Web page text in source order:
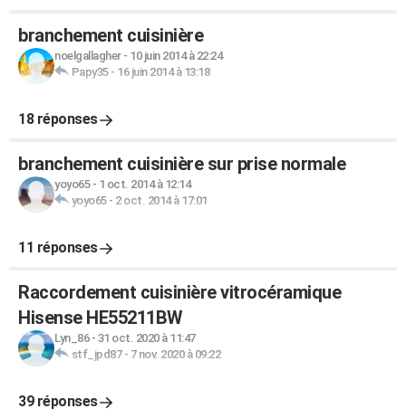
branchement cuisinière
noelgallagher- 10 juin 2014 à 22:24
Papy35- 16 juin 2014 à 13:18
18 réponses
branchement cuisinière sur prise normale
yoyo65- 1 oct. 2014 à 12:14
yoyo65- 2 oct. 2014 à 17:01
11 réponses
Raccordement cuisinière vitrocéramique
Hisense HE55211BW
Lyn_86- 31 oct. 2020 à 11:47
stf_jpd87- 7 nov. 2020 à 09:22
39 réponses